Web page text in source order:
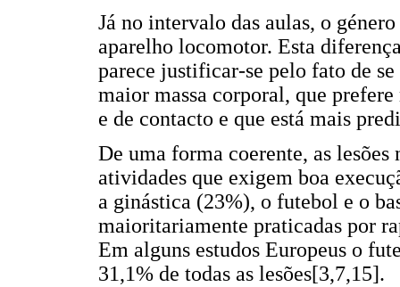
Já no intervalo das aulas, o
aparelho locomotor. Esta
parece justificar-se pelo fato de
maior massa corporal, que
e de contacto e que está mais
De uma forma coerente, as
atividades que exigem boa
a ginástica (23%), o futebol e o
maioritariamente praticadas por
Em alguns estudos Europeus o
31,1% de todas as lesões[3,7,15].